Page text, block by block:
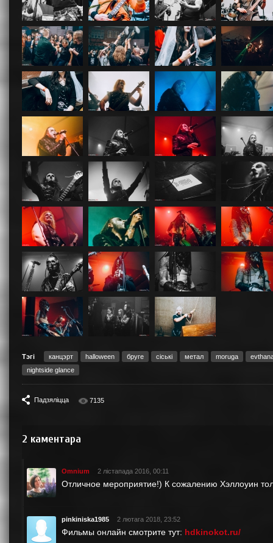
Тэгі канцэрт halloween бруге сіські метал moruga
nightside glance
Падзяліцца 7135
2 каментара
Omnium 2 лістапада 2016, 00:11
Отличное мероприятие!) К сожалению Хэллоуин
pinkiniska1985 2 лютага 2018, 23:52
Фильмы онлайн смотрите тут: hdkinokot.ru/